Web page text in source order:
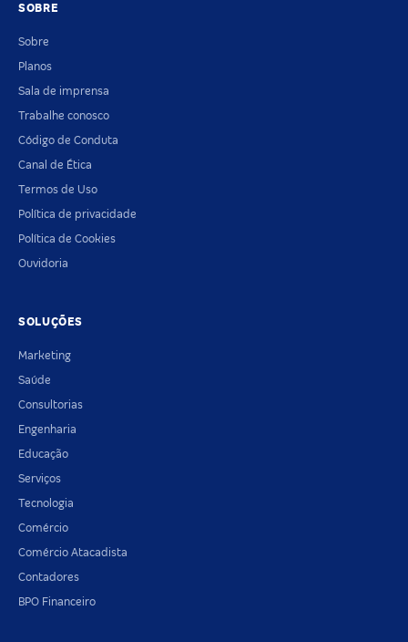
SOBRE
Sobre
Planos
Sala de imprensa
Trabalhe conosco
Código de Conduta
Canal de Ética
Termos de Uso
Política de privacidade
Política de Cookies
Ouvidoria
SOLUÇÕES
Marketing
Saúde
Consultorias
Engenharia
Educação
Serviços
Tecnologia
Comércio
Comércio Atacadista
Contadores
BPO Financeiro